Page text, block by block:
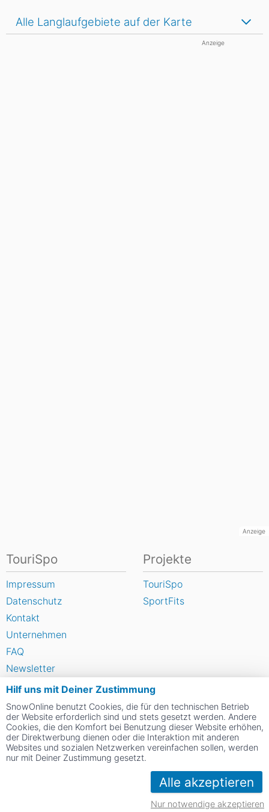
Anzeige
Alle Langlaufgebiete auf der Karte
Anzeige
Hilf uns mit Deiner Zustimmung
SnowOnline benutzt Cookies, die für den technischen Betrieb
der Website erforderlich sind und stets gesetzt werden. Andere
Cookies, die den Komfort bei Benutzung dieser Website erhöhen,
der Direktwerbung dienen oder die Interaktion mit anderen
Websites und sozialen Netzwerken vereinfachen sollen, werden
nur mit Deiner Zustimmung gesetzt.
Alle akzeptieren
Nur notwendige akzeptieren
TouriSpo
Impressum
Datenschutz
Kontakt
Unternehmen
FAQ
Newsletter
Widget
Umfragen
Skigebiet bewerten
Projekte
TouriSpo
SportFits
Social Web